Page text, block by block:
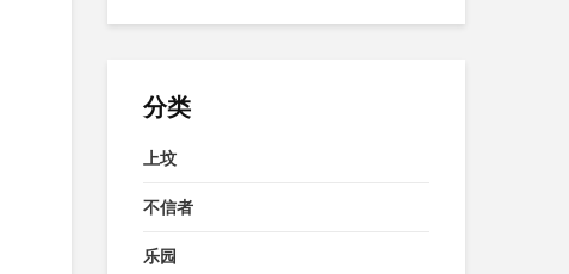
分类
上坟
不信者
乐园